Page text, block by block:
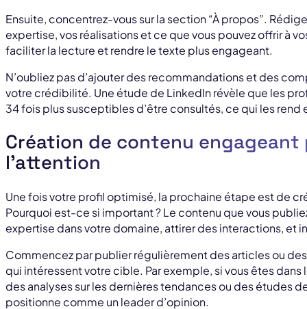
Ensuite, concentrez-vous sur la section “À propos”.
expertise, vos réalisations et ce que vous pouvez offrir à
faciliter la lecture et rendre le texte plus engageant.
N’oubliez pas d’ajouter des recommandations et des
votre crédibilité. Une étude de LinkedIn révèle que les
34 fois plus susceptibles d’être consultés, ce qui les
Création de contenu
l’attention
Une fois votre profil optimisé, la prochaine étape est de
Pourquoi est-ce si important ? Le contenu que vous
expertise dans votre domaine, attirer des interactions, et
Commencez par publier régulièrement des articles ou
qui intéressent votre cible. Par exemple, si vous êtes
des analyses sur les dernières tendances ou des études
positionne comme un leader d’opinion.